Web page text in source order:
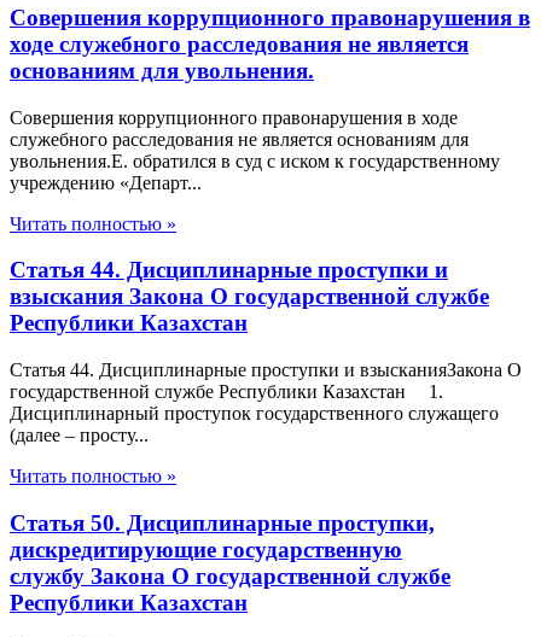
Совершения коррупционного правонарушения в
ходе служебного расследования не является
основаниям для увольнения.
Совершения коррупционного правонарушения в ходе
служебного расследования не является основаниям для
увольнения.Е. обратился в суд с иском к государственному
учреждению «Департ...
Читать полностью »
Статья 44. Дисциплинарные проступки и
взыскания Закона О государственной службе
Республики Казахстан
Статья 44. Дисциплинарные проступки и взысканияЗакона О
государственной службе Республики Казахстан 1.
Дисциплинарный проступок государственного служащего
(далее – просту...
Читать полностью »
Статья 50. Дисциплинарные проступки,
дискредитирующие государственную
службу Закона О государственной службе
Республики Казахстан